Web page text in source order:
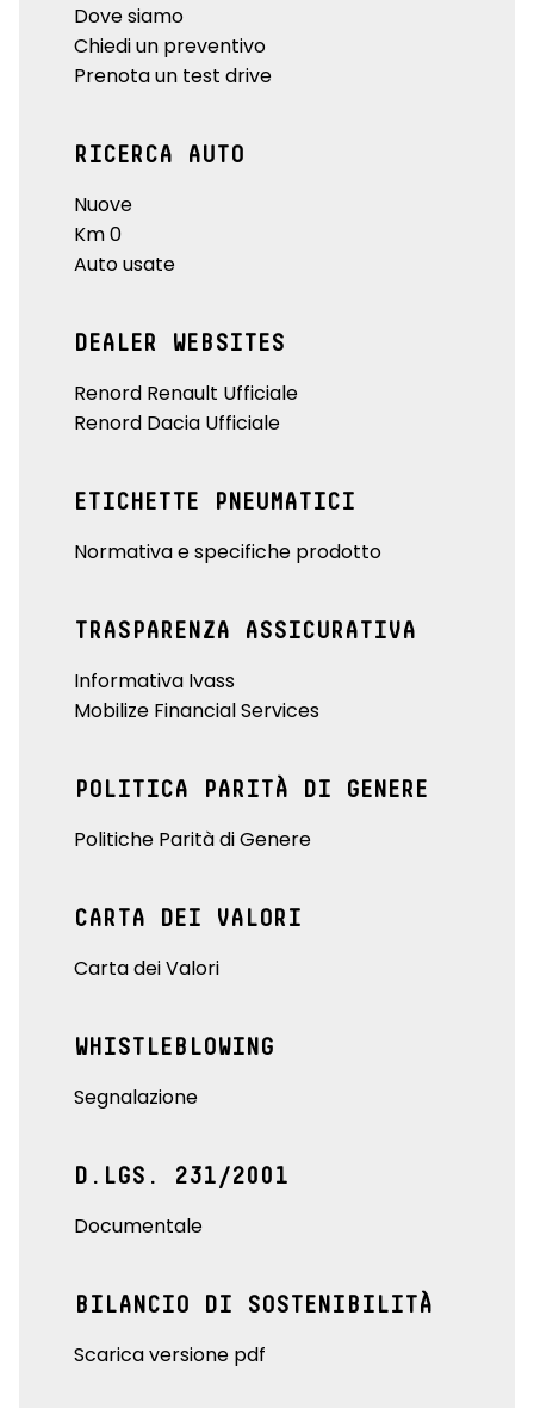
Dove siamo
Chiedi un preventivo
Prenota un test drive
RICERCA AUTO
Nuove
Km 0
Auto usate
DEALER WEBSITES
Renord Renault Ufficiale
Renord Dacia Ufficiale
ETICHETTE PNEUMATICI
Normativa e specifiche prodotto
TRASPARENZA ASSICURATIVA
Informativa Ivass
Mobilize Financial Services
POLITICA PARITÀ DI GENERE
Politiche Parità di Genere
CARTA DEI VALORI
Carta dei Valori
WHISTLEBLOWING
Segnalazione
D.LGS. 231/2001
Documentale
BILANCIO DI SOSTENIBILITÀ
Scarica versione pdf